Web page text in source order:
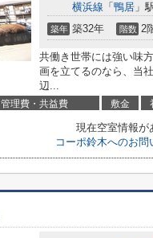
横浜線 「 鴨居 」
築年 築32年 階数 2
共働き世帯には強い味
画を立てるのなら、当
辺...
管理費・共益費 敷金
現在空室情報が
コーポ鈴木へのお問